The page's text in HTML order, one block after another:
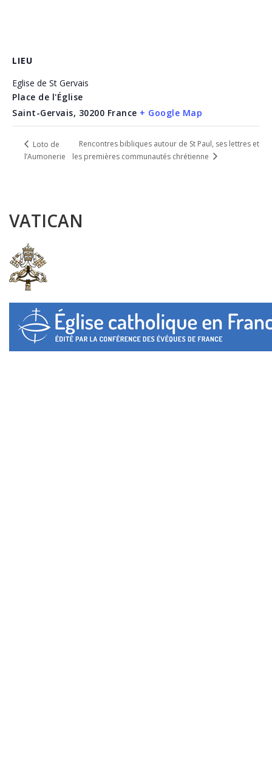
LIEU
Eglise de St Gervais
Place de l'Église
Saint-Gervais, 30200 France + Google Map
Loto de
l’Aumonerie
Rencontres bibliques autour de St Paul, ses lettres et
les premières communautés chrétienne
VATICAN